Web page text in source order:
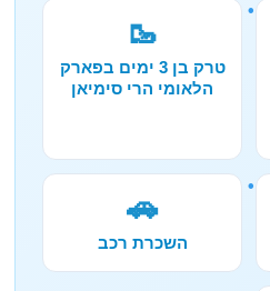
🥾
טרק בן 3 ימים בפארק
הלאומי הרי סימיאן
🚗
השכרת רכב